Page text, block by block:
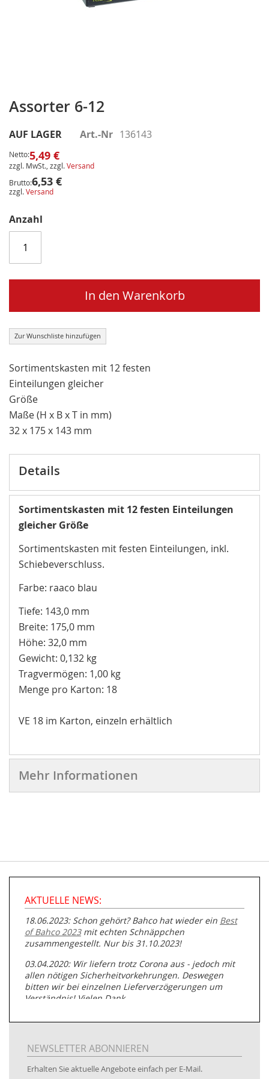
Assorter 6-12
AUF LAGER Art.-Nr 136143
Netto:5,49 €
zzgl. MwSt., zzgl.Versand
Brutto:6,53 €
zzgl.Versand
Anzahl
In den Warenkorb
Zur Wunschliste hinzufügen
Sortimentskasten mit 12 festen
Einteilungen gleicher
Größe
Maße (H x B x T in mm)
32 x 175 x 143 mm
Anfang
der
Bildergalerie
Details
Sortimentskasten mit 12 festen Einteilungen
gleicher Größe
Sortimentskasten mit festen Einteilungen, inkl.
Schiebeverschluss.
Farbe: raaco blau
Tiefe: 143,0 mm
Breite: 175,0 mm
Höhe: 32,0 mm
Gewicht: 0,132 kg
Tragvermögen: 1,00 kg
Menge pro Karton: 18
VE 18 im Karton, einzeln erhältlich
Mehr Informationen
AKTUELLE NEWS:
18.06.2023: Schon gehört? Bahco hat wieder ein Best
of Bahco 2023mit echten Schnäppchen
zusammengestellt. Nur bis 31.10.2023!
03.04.2020: Wir liefern trotz Corona aus - jedoch mit
allen nötigen Sicherheitvorkehrungen. Deswegen
bitten wir bei einzelnen Lieferverzögerungen um
Verständnis! Vielen Dank.
05.07.2019: Neuester Zugang zu unserer
Rohrbearbeitung
01.06.2019: Individuell
bedruckte Kabeltrommeln
www.kabeltrommeln-versand.de/Kabelbedruckung
NEWSLETTER ABONNIEREN
Erhalten Sie aktuelle Angebote einfach per E-Mail.